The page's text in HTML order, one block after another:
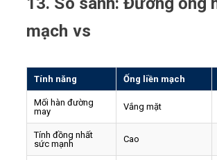
mạch vs
Tính năng Ống liền mạch
Mối hàn đường
may
Vắng mặt
Tính đồng nhất
sức mạnh
Cao